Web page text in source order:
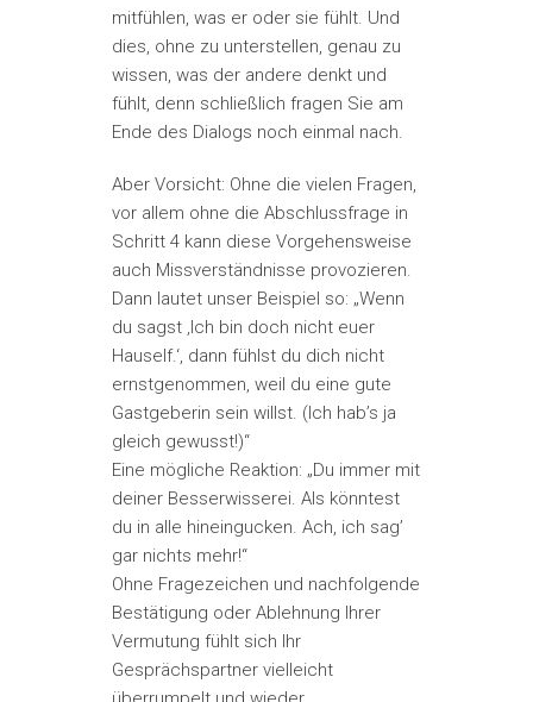
mitfühlen, was er oder sie fühlt. Und
dies, ohne zu unterstellen, genau zu
wissen, was der andere denkt und
fühlt, denn schließlich fragen Sie am
Ende des Dialogs noch einmal nach.
Aber Vorsicht: Ohne die vielen Fragen,
vor allem ohne die Abschlussfrage in
Schritt 4 kann diese Vorgehensweise
auch Missverständnisse provozieren.
Dann lautet unser Beispiel so: „Wenn
du sagst ‚Ich bin doch nicht euer
Hauself.‘, dann fühlst du dich nicht
ernstgenommen, weil du eine gute
Gastgeberin sein willst. (Ich hab’s ja
gleich gewusst!)“
Eine mögliche Reaktion: „Du immer mit
deiner Besserwisserei. Als könntest
du in alle hineingucken. Ach, ich sag’
gar nichts mehr!“
Ohne Fragezeichen und nachfolgende
Bestätigung oder Ablehnung Ihrer
Vermutung fühlt sich Ihr
Gesprächspartner vielleicht